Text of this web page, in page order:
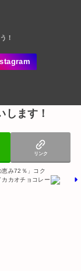
ます！
リンク
恵み72％」コク
カオチョコレー